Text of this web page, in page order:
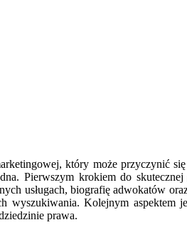
który może przyczynić
Pierwszym krokiem do
usługach, biografię adwokatów
Kolejnym aspektem
prawa.